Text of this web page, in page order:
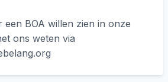
een BOA willen zien in onze
ons weten via